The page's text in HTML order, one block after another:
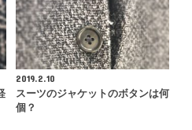
2019.2.10
スーツのジャケットのボタンは何
個？